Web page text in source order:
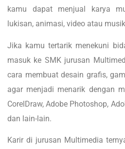
kamu dapat menjual karya
lukisan, animasi, video atau
Jika kamu tertarik menekuni
masuk ke SMK jurusan
cara membuat desain grafis,
agar menjadi menarik dengan
CorelDraw, Adobe Photoshop,
dan lain-lain.
Karir di jurusan Multimedia